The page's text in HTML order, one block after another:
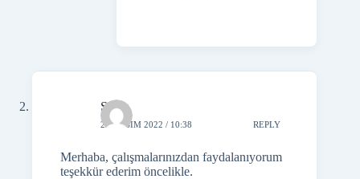
Sinan
22 KASIM 2022 / 10:38 REPLY
Merhaba, çalışmalarınızdan faydalanıyorum
teşekkür ederim öncelikle.